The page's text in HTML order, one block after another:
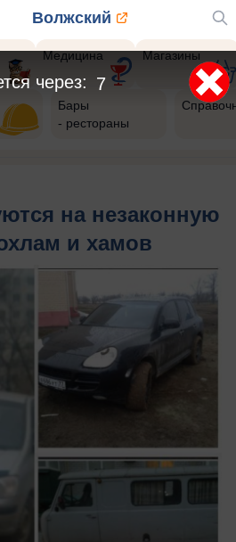
Волжский
Медицина Магазины
Бары
- рестораны
на незаконную
и хамов
4
через: